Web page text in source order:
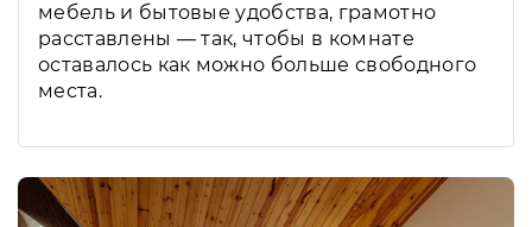
мебель и бытовые удобства, грамотно
расставлены — так, чтобы в комнате
оставалось как можно больше свободного
места.